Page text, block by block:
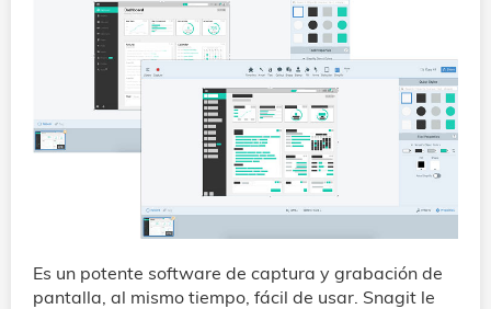
Es un potente software de captura y grabación de
pantalla, al mismo tiempo, fácil de usar. Snagit le